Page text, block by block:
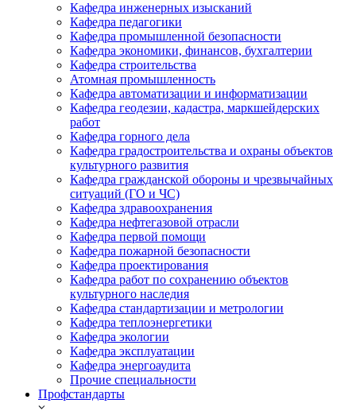
Кафедра инженерных изысканий
Кафедра педагогики
Кафедра промышленной безопасности
Кафедра экономики, финансов, бухгалтерии
Кафедра строительства
Атомная промышленность
Кафедра автоматизации и информатизации
Кафедра геодезии, кадастра, маркшейдерских
работ
Кафедра горного дела
Кафедра градостроительства и охраны объектов
культурного развития
Кафедра гражданской обороны и чрезвычайных
ситуаций (ГО и ЧС)
Кафедра здравоохранения
Кафедра нефтегазовой отрасли
Кафедра первой помощи
Кафедра пожарной безопасности
Кафедра проектирования
Кафедра работ по сохранению объектов
культурного наследия
Кафедра стандартизации и метрологии
Кафедра теплоэнергетики
Кафедра экологии
Кафедра эксплуатации
Кафедра энергоаудита
Прочие специальности
Профстандарты